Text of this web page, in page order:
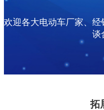
欢迎各大电动车厂家、
谈
拓